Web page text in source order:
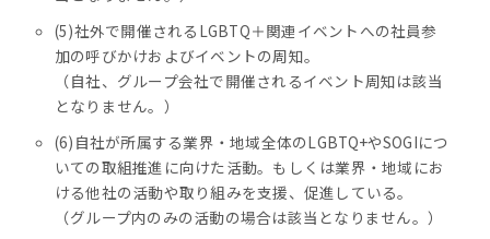
(5)社外で開催されるLGBTQ＋関連イベントへの社員参
加の呼びかけおよびイベントの周知。
（自社、グループ会社で開催されるイベント周知は該当
となりません。）
(6)自社が所属する業界・地域全体のLGBTQ+やSOGIにつ
いての取組推進に向けた活動。もしくは業界・地域にお
ける他社の活動や取り組みを支援、促進している。
（グループ内のみの活動の場合は該当となりません。）